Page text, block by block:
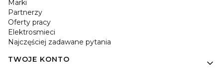
Marki
Partnerzy
Oferty pracy
Elektrosmieci
Najczęściej zadawane pytania
TWOJE KONTO